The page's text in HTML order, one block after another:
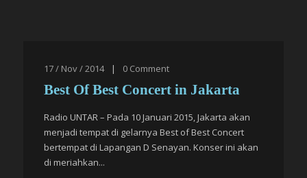
17 / Nov / 2014 | 0 Comment
Best Of Best Concert in Jakarta
Radio UNTAR – Pada 10 Januari 2015, Jakarta akan
menjadi tempat di gelarnya Best of Best Concert
bertempat di Lapangan D Senayan. Konser ini akan
di meriahkan...